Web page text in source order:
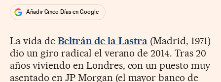
Añadir Cinco Días en Google
La vida de Beltrán de la Lastra (Madrid, 1971)
dio un giro radical el verano de 2014. Tras 20
años viviendo en Londres, con un puesto muy
asentado en JP Morgan (el mayor banco de